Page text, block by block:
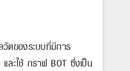
วัตของระบบที่มีการ
ละใช้ กราฟ BOT ซึ่งเป็น